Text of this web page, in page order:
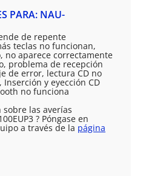
PARA: NAU-
de repente
teclas no funcionan,
no aparece correctamente
problema de recepción
de error, lectura CD no
y eyección CD
no funciona
sobre las averías
? Póngase en
a través de la página